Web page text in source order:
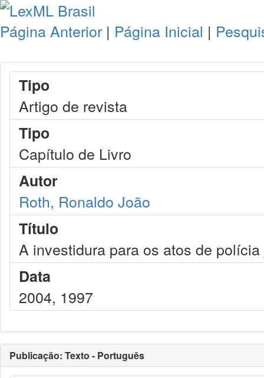
Página Anterior | Página Inicial |
Tipo
Artigo de revista
Tipo
Capítulo de Livro
Autor
Roth, Ronaldo João
Título
A investidura para os atos de
Data
2004, 1997
Publicação: Texto - Português